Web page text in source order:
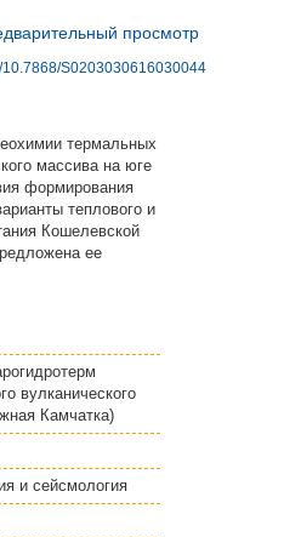
просмотр
10.7868/S0203030616030044
термальных
массива на юге
формирования
теплового и
Кошелевской
ее
вулканического
Камчатка)
и сейсмология